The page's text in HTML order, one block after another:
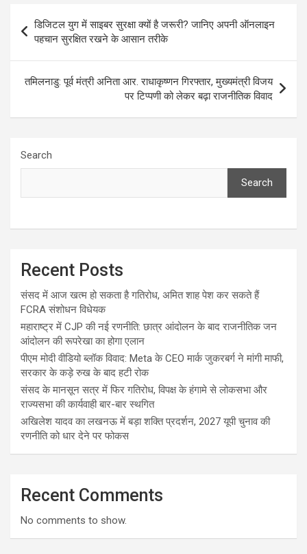
k
n
Post
navigation
डिजिटल युग में साइबर सुरक्षा क्यों है जरूरी? जानिए अपनी ऑनलाइन
पहचान सुरक्षित रखने के आसान तरीके
तमिलनाडु: पूर्व मंत्री अनिता आर. राधाकृष्णन गिरफ्तार, मुख्यमंत्री विजय
पर टिप्पणी को लेकर बढ़ा राजनीतिक विवाद
Search
Search
Recent Posts
संसद में आज खत्म हो सकता है गतिरोध, अमित शाह पेश कर सकते हैं
FCRA संशोधन विधेयक
महाराष्ट्र में CJP की नई रणनीति: छात्र आंदोलन के बाद राजनीतिक जन
आंदोलन की रूपरेखा का होगा एलान
पीएम मोदी वीडियो ब्लॉक विवाद: Meta के CEO मार्क जुकरबर्ग ने मांगी माफी,
सरकार के कड़े रुख के बाद हटी रोक
संसद के मानसून सत्र में फिर गतिरोध, विपक्ष के हंगामे से लोकसभा और
राज्यसभा की कार्यवाही बार-बार स्थगित
अखिलेश यादव का लखनऊ में बड़ा शक्ति प्रदर्शन, 2027 यूपी चुनाव की
रणनीति को धार देने पर फोकस
Recent Comments
No comments to show.